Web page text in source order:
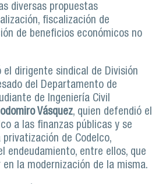
diversas propuestas
fiscalización de
de beneficios económicos no
dirigente sindical de División
del Departamento de
de Ingeniería Civil
Vásquez, quien defendió el
a las finanzas públicas y se
de Codelco,
endeudamiento, entre ellos, que
la modernización de la misma.